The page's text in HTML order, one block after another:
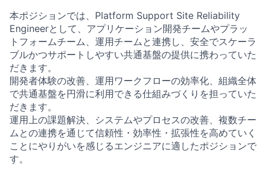
本ポジションでは、Platform Support Site Reliability
Engineerとして、アプリケーション開発チームやプラッ
トフォームチーム、運用チームと連携し、安全でスケーラ
ブルかつサポートしやすい共通基盤の提供に携わっていた
だきます。
開発者体験の改善、運用ワークフローの効率化、組織全体
で共通基盤を円滑に利用できる仕組みづくりを担っていた
だきます。
運用上の課題解決、システムやプロセスの改善、複数チー
ムとの連携を通じて信頼性・効率性・拡張性を高めていく
ことにやりがいを感じるエンジニアに適したポジションで
す。